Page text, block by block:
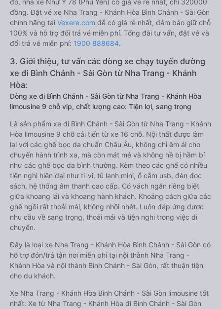
đó, nhà xe Như Ý 78 (Phú Yên) có giá vé rẻ nhất, chỉ 320000
đồng. Đặt vé xe Nha Trang - Khánh Hòa Bình Chánh - Sài Gòn
chính hãng tại Vexere.com để có giá rẻ nhất, đảm bảo giữ chỗ
100% và hỗ trợ đổi trả vé miễn phí. Tổng đài tư vấn, đặt vé và
đổi trả vé miễn phí: 1900 888684.
3. Giới thiệu, tư vấn các dòng xe chạy tuyến đường
xe đi Bình Chánh - Sài Gòn từ Nha Trang - Khánh
Hòa:
Dòng xe đi Bình Chánh - Sài Gòn từ Nha Trang - Khánh Hòa
limousine 9 chỗ vip, chất lượng cao: Tiện lợi, sang trọng
Là sản phẩm xe đi Bình Chánh - Sài Gòn từ Nha Trang - Khánh
Hòa limousine 9 chỗ cải tiến từ xe 16 chỗ. Nội thất được làm
lại với các ghế bọc da chuẩn Châu Âu, không chỉ êm ái cho
chuyến hành trình xa, mà còn mát mẻ và không hề bị hầm bí
như các ghế bọc da bình thường. Kèm theo các ghế có nhiều
tiện nghi hiện đại như ti-vi, tủ lạnh mini, ổ cắm usb, đèn đọc
sách, hệ thống âm thanh cao cấp. Có vách ngăn riêng biệt
giữa khoang lái và khoang hành khách. Khoảng cách giữa các
ghế ngồi rất thoải mái, không nhồi nhét. Luôn đáp ứng được
nhu cầu về sang trọng, thoải mái và tiện nghi trong việc di
chuyển.
Đây là loại xe Nha Trang - Khánh Hòa Bình Chánh - Sài Gòn có
hỗ trợ đón/trả tận nơi miễn phí tại nội thành Nha Trang -
Khánh Hòa và nội thành Bình Chánh - Sài Gòn, rất thuận tiện
cho du khách.
Xe Nha Trang - Khánh Hòa Bình Chánh - Sài Gòn limousine tốt
nhất: Xe từ Nha Trang - Khánh Hòa đi Bình Chánh - Sài Gòn